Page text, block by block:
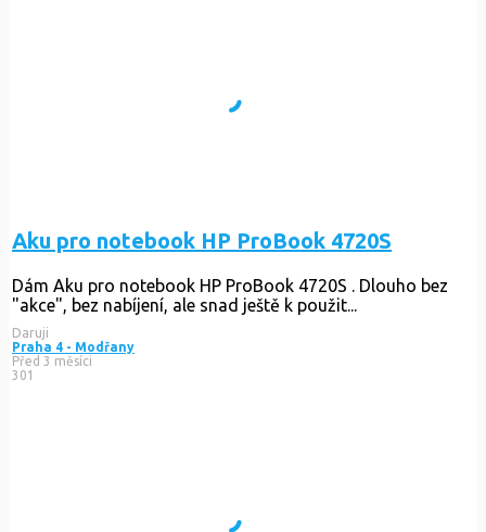
Aku pro notebook HP ProBook 4720S
Dám Aku pro notebook HP ProBook 4720S . Dlouho bez
"akce", bez nabíjení, ale snad ještě k použit...
Daruji
Praha 4 - Modřany
Před 3 měsíci
301